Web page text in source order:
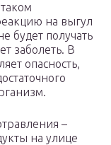
на выгул
будет получать
заболеть. В
опасность,
–
на улице